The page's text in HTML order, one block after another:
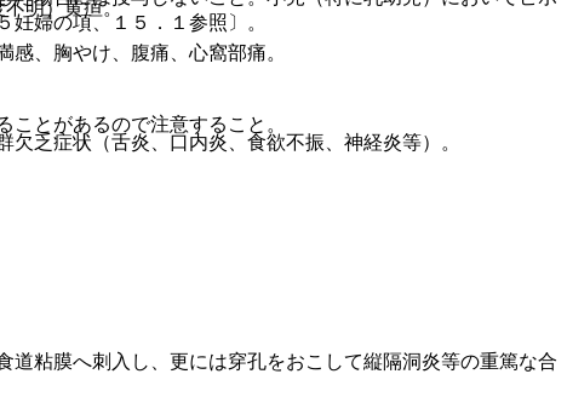
婦の項、１５．１参照〕。
とがあるので注意すること。
粘膜へ刺入し、更には穿孔をおこして縦隔洞炎等の重篤な合
明）黄疸。
、胸やけ、腹痛、心窩部痛。
乏症状（舌炎、口内炎、食欲不振、神経炎等）。